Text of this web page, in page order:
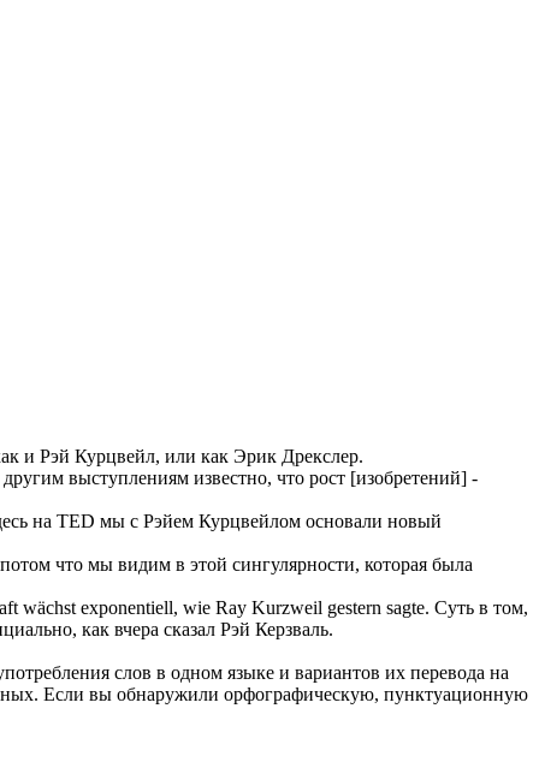
и Рэй Курцвейл, или как Эрик Дрекслер.
выступлениям известно, что рост [изобретений] -
на TED мы с Рэйем Курцвейлом основали новый
что мы видим в этой сингулярности, которая была
wächst exponentiell, wie Ray Kurzweil gestern sagte. Суть в том,
как вчера сказал Рэй Керзваль.
слов в одном языке и вариантов их перевода на
Если вы обнаружили орфографическую, пунктуационную